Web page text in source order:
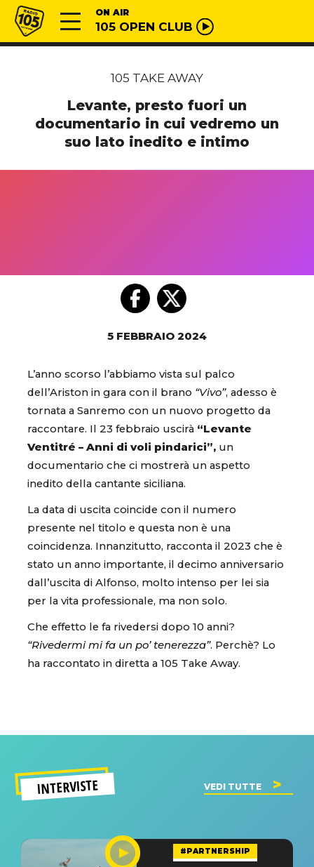
Vai al contenuto
Radio 105 ON AIR
105 OPEN CLUB
105 TAKE AWAY
Levante, presto fuori un
documentario in cui vedremo un
suo lato inedito e intimo
5 FEBBRAIO 2024
L’anno scorso l’abbiamo vista sul palco
dell’Ariston in gara con il brano “Vivo”, adesso è
tornata a Sanremo con un nuovo progetto da
raccontare. Il 23 febbraio uscirà “Levante
Ventitré – Anni di voli pindarici”, un
documentario che ci mostrerà un aspetto
inedito della cantante siciliana.
La data di uscita coincide con il numero
presente nel titolo e questa non è una
coincidenza. Innanzitutto, racconta il 2023 che è
stato un anno importante, il decimo anniversario
dall’uscita di Alfonso, molto intenso per lei sia
per la vita professionale, ma non solo.
Che effetto le fa rivedersi dopo 10 anni?
“Rivedermi mi fa un po’ tenerezza”. Perchè? Lo
ha raccontato in diretta a 105 Take Away.
INTERVISTE VEDI TUTTE
#PARTNERSHIP